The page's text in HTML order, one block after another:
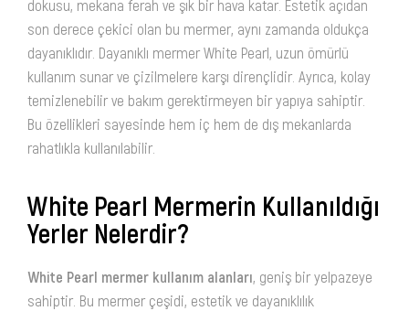
dokusu, mekana ferah ve şık bir hava katar. Estetik açıdan
son derece çekici olan bu mermer, aynı zamanda oldukça
dayanıklıdır. Dayanıklı mermer White Pearl, uzun ömürlü
kullanım sunar ve çizilmelere karşı dirençlidir. Ayrıca, kolay
temizlenebilir ve bakım gerektirmeyen bir yapıya sahiptir.
Bu özellikleri sayesinde hem iç hem de dış mekanlarda
rahatlıkla kullanılabilir.
White Pearl Mermerin Kullanıldığı
Yerler Nelerdir?
White Pearl mermer kullanım alanları, geniş bir yelpazeye
sahiptir. Bu mermer çeşidi, estetik ve dayanıklılık